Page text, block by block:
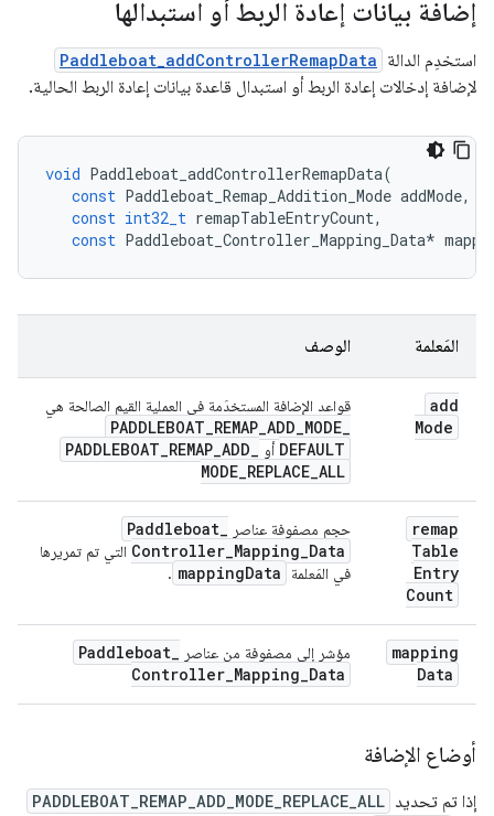
إضافة بيانات إعادة الربط أو استبدالها
استخدِم الدالة Paddleboat_addControllerRemapData
لإضافة إدخالات إعادة الربط أو استبدال قاعدة بيانات إعادة الربط الحالية.
void Paddleboat_addControllerRemapData(
const Paddleboat_Remap_Addition_Mode addMode,
const int32_t remapTableEntryCount,
const Paddleboat_Controller_Mapping_Data*
المَعلمة الوصف
add
Mode
قواعد الإضافة المستخدَمة في العملية القيم الصالحة هي
PADDLEBOAT_REMAP_ADD_MODE_
DEFAULT أو PADDLEBOAT_REMAP_ADD_
MODE_REPLACE_ALL
remap
Table
Entry
Count
حجم مصفوفة عناصر Paddleboat_
Controller_Mapping_Data
التي تم تمريرها
في المَعلمة
mappingData
.
mapping
Data
مؤشر إلى مصفوفة من عناصر Paddleboat_
Controller_Mapping_Data
أوضاع الإضافة
إذا تم تحديد PADDLEBOAT_REMAP_ADD_MODE_REPLACE_ALL